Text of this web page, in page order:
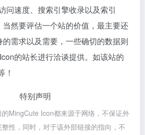
问速度、搜索引擎收录以及索引
然要评估一个站的价值，最主要还
需求以及需要，一些确切的数据则
的站长进行洽谈提供。如该站的
！
特别声明
MingCute Icon都来源于网络，不保证外
性，同时，对于该外部链接的指向，不